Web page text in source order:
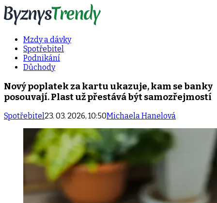
Mzdy a dávky
Spotřebitel
Podnikání
Důchody
Nový poplatek za kartu ukazuje, kam se banky
posouvají. Plast už přestává být samozřejmostí
Spotřebitel23. 03. 2026, 10:50Michaela Hanelová